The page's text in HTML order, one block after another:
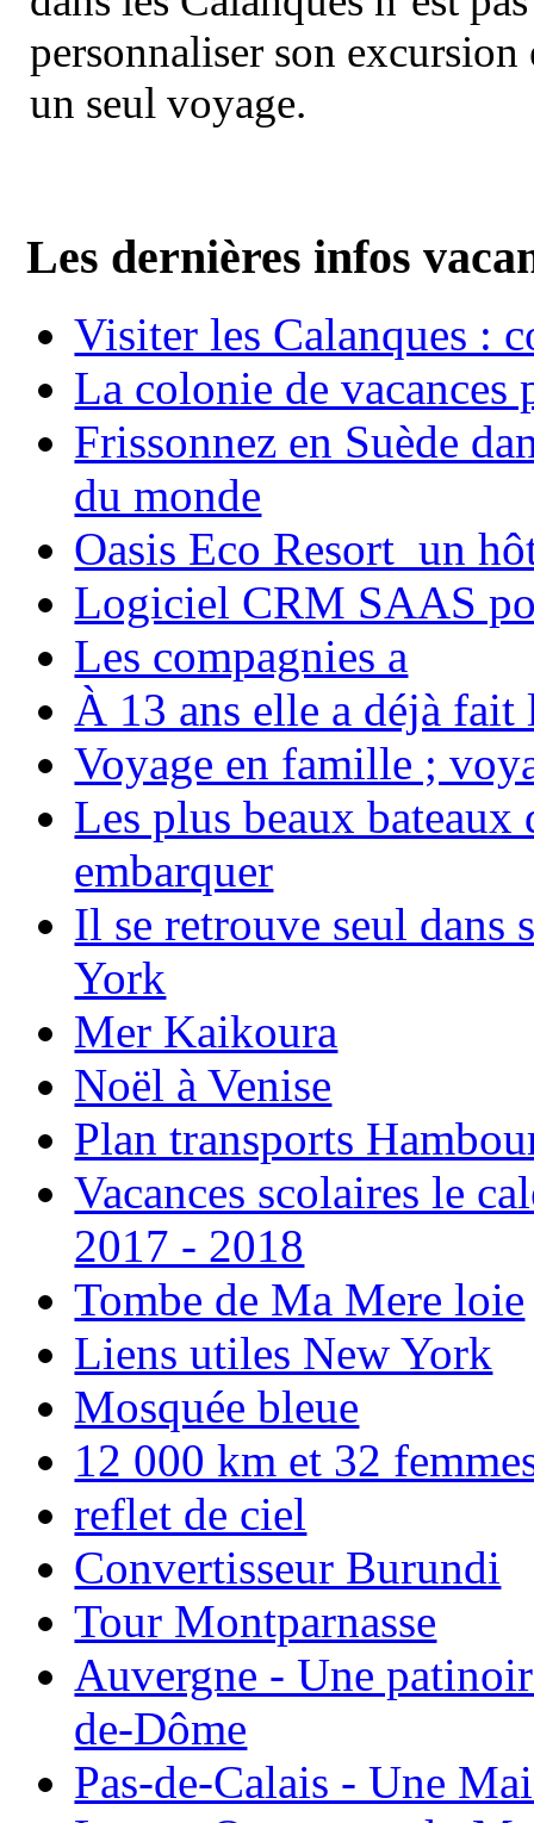
personnaliser son
un seul voyage.
Les dernières infos
Visiter les Calanques :
La colonie de vacances
Frissonnez en Suède
du monde
Oasis Eco Resort un
Logiciel CRM SAAS
Les compagnies a
À 13 ans elle a déjà
Voyage en famille ;
Les plus beaux bateaux
embarquer
Il se retrouve seul dans
York
Mer Kaikoura
Noël à Venise
Plan transports
Vacances scolaires le
2017 - 2018
Tombe de Ma Mere loie
Liens utiles New York
Mosquée bleue
12 000 km et 32
reflet de ciel
Convertisseur Burundi
Tour Montparnasse
Auvergne - Une
de-Dôme
Pas-de-Calais - Une